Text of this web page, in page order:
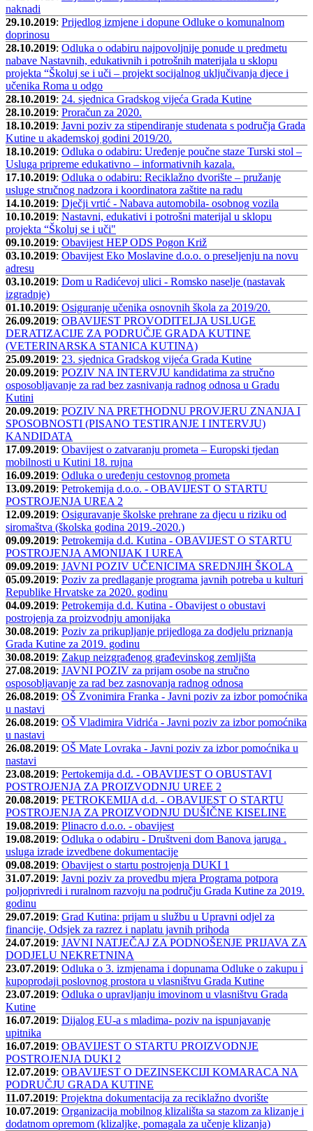
naknadi
29.10.2019: Prijedlog izmjene i dopune Odluke o komunalnom
doprinosu
28.10.2019: Odluka o odabiru najpovoljnije ponude u predmetu
nabave Nastavnih, edukativnih i potrošnih materijala u sklopu
projekta “Školuj se i uči – projekt socijalnog uključivanja djece i
učenika Roma u odgo
28.10.2019: 24. sjednica Gradskog vijeća Grada Kutine
28.10.2019: Proračun za 2020.
18.10.2019: Javni poziv za stipendiranje studenata s područja Grada
Kutine u akademskoj godini 2019/20.
18.10.2019: Odluka o odabiru: Uređenje poučne staze Turski stol –
Usluga pripreme edukativno – informativnih kazala.
17.10.2019: Odluka o odabiru: Reciklažno dvorište – pružanje
usluge stručnog nadzora i koordinatora zaštite na radu
14.10.2019: Dječji vrtić - Nabava automobila- osobnog vozila
10.10.2019: Nastavni, edukativi i potrošni materijal u sklopu
projekta “Školuj se i uči"
09.10.2019: Obavijest HEP ODS Pogon Križ
03.10.2019: Obavijest Eko Moslavine d.o.o. o preseljenju na novu
adresu
03.10.2019: Dom u Radićevoj ulici - Romsko naselje (nastavak
izgradnje)
01.10.2019: Osiguranje učenika osnovnih škola za 2019/20.
26.09.2019: OBAVIJEST PROVODITELJA USLUGE
DERATIZACIJE ZA PODRUČJE GRADA KUTINE
(VETERINARSKA STANICA KUTINA)
25.09.2019: 23. sjednica Gradskog vijeća Grada Kutine
20.09.2019: POZIV NA INTERVJU kandidatima za stručno
osposobljavanje za rad bez zasnivanja radnog odnosa u Gradu
Kutini
20.09.2019: POZIV NA PRETHODNU PROVJERU ZNANJA I
SPOSOBNOSTI (PISANO TESTIRANJE I INTERVJU)
KANDIDATA
17.09.2019: Obavijest o zatvaranju prometa – Europski tjedan
mobilnosti u Kutini 18. rujna
16.09.2019: Odluka o uređenju cestovnog prometa
13.09.2019: Petrokemija d.o.o. - OBAVIJEST O STARTU
POSTROJENJA UREA 2
12.09.2019: Osiguravanje školske prehrane za djecu u riziku od
siromaštva (školska godina 2019.-2020.)
09.09.2019: Petrokemija d.d. Kutina - OBAVIJEST O STARTU
POSTROJENJA AMONIJAK I UREA
09.09.2019: JAVNI POZIV UČENICIMA SREDNJIH ŠKOLA
05.09.2019: Poziv za predlaganje programa javnih potreba u kulturi
Republike Hrvatske za 2020. godinu
04.09.2019: Petrokemija d.d. Kutina - Obavijest o obustavi
postrojenja za proizvodnju amonijaka
30.08.2019: Poziv za prikupljanje prijedloga za dodjelu priznanja
Grada Kutine za 2019. godinu
30.08.2019: Zakup neizgrađenog građevinskog zemljišta
27.08.2019: JAVNI POZIV za prijam osobe na stručno
osposobljavanje za rad bez zasnovanja radnog odnosa
26.08.2019: OŠ Zvonimira Franka - Javni poziv za izbor pomoćnika
u nastavi
26.08.2019: OŠ Vladimira Vidrića - Javni poziv za izbor pomoćnika
u nastavi
26.08.2019: OŠ Mate Lovraka - Javni poziv za izbor pomoćnika u
nastavi
23.08.2019: Pertokemija d.d. - OBAVIJEST O OBUSTAVI
POSTROJENJA ZA PROIZVODNJU UREE 2
20.08.2019: PETROKEMIJA d.d. - OBAVIJEST O STARTU
POSTROJENJA ZA PROIZVODNJU DUŠIČNE KISELINE
19.08.2019: Plinacro d.o.o. - obavijest
19.08.2019: Odluka o odabiru - Društveni dom Banova jaruga .
usluga izrade izvedbene dokumentacije
09.08.2019: Obavijest o startu postrojenja DUKI 1
31.07.2019: Javni poziv za provedbu mjera Programa potpora
poljoprivredi i ruralnom razvoju na području Grada Kutine za 2019.
godinu
29.07.2019: Grad Kutina: prijam u službu u Upravni odjel za
financije, Odsjek za razrez i naplatu javnih prihoda
24.07.2019: JAVNI NATJEČAJ ZA PODNOŠENJE PRIJAVA ZA
DODJELU NEKRETNINA
23.07.2019: Odluka o 3. izmjenama i dopunama Odluke o zakupu i
kupoprodaji poslovnog prostora u vlasništvu Grada Kutine
23.07.2019: Odluka o upravljanju imovinom u vlasništvu Grada
Kutine
16.07.2019: Dijalog EU-a s mladima- poziv na ispunjavanje
upitnika
16.07.2019: OBAVIJEST O STARTU PROIZVODNJE
POSTROJENJA DUKI 2
12.07.2019: OBAVIJEST O DEZINSEKCIJI KOMARACA NA
PODRUČJU GRADA KUTINE
11.07.2019: Projektna dokumentacija za reciklažno dvorište
10.07.2019: Organizacija mobilnog klizališta sa stazom za klizanje i
dodatnom opremom (klizaljke, pomagala za učenje klizanja)